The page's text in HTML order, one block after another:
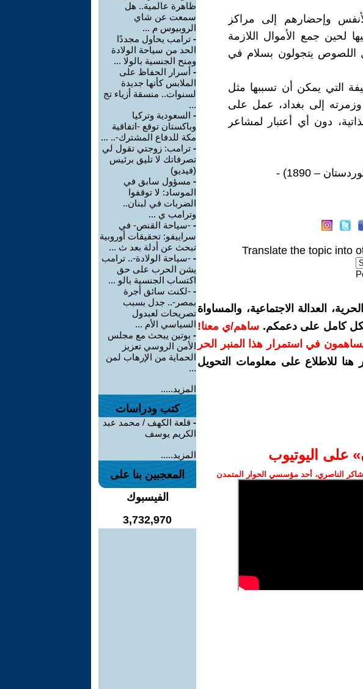
وإحضارهم إلى مراكز
لحين جمع الأموال اللازمة
اللصوص يتجولون بسلام في
التي يمكن أن تسببها مثل
إلى بغداد، عمل على
دون أي أعتبار لمشاعر
– 1890) -
Translate the topic into
العدالة الاجتماعية، والمساواة
كامل على دعمكم. ساهم/ي معنا!
تساهمون في استمرار هذا المنبر الحر
هنا للاطلاع على معلومات التحويل
على اليوتيوب
الناصري، أحد مؤسسي الحوار المتمدن
ظاهرة عالمية.. هل
سمعت عن شاي
الروبيوس م ...
- ترامب يحاول مجددًا
الحد من سياحة الولادة
ومنح الجنسية بالولا ...
- أسرار الحفاظ على
الملابس كأنها جديدة
لسنوات.. منسقة أزياء تج
...
- السعودية وتركيا
وباكستان توقع -اتفاقية
مكة للدفاع المشترك-.. ...
- ترامب: زوجتي تقول لي
تصرفاتك لا تليق برئيس
(فيديو)
- مسؤول سابق في
الموساد: لا توقفوا
الضربات في لبنان..
وترامب ي ...
- -سياحة القنص- في
سراييفو: تحقيقات أوروبية
تبحث عن أدلة بعد ث ...
- -سياحة الولادة-.. ترامب
يشن الحرب على حق
اكتساب الجنسية بالو ...
- -لكنت سائق أجرة
بمصر-.. جدل بسبب
تصريحات لعبدول
السياسي الأم ...
- بوتين يبحث مع مجلس
الأمن الروسي تعزيز
الحماية من الإرهاب لمن
...
المزيد.....
كتب ودراسات
- قلعة الكهف / محمد عبد
الكريم يوسف
المزيد.....
المعجبين بنا على
الفيسبوك
3,732,970